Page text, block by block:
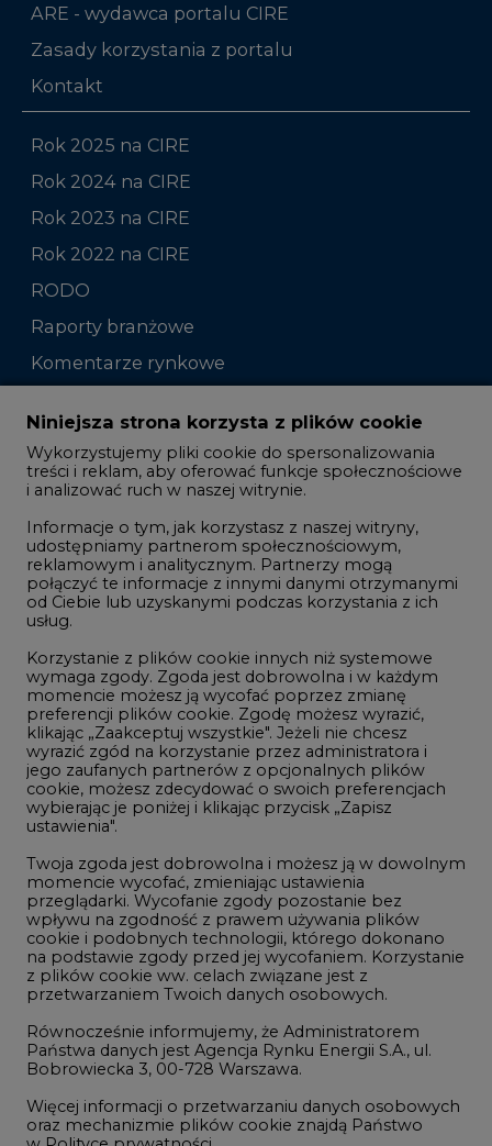
ARE - wydawca portalu CIRE
Zasady korzystania z portalu
Kontakt
Rok 2025 na CIRE
Rok 2024 na CIRE
Rok 2023 na CIRE
Rok 2022 na CIRE
RODO
Raporty branżowe
Komentarze rynkowe
Zmiany kadrowe na rynku
Studio CIRE
Rozmowy o energetyce
Gospodarka
Geopolityka
LTE450
Innowacje i AI
Telekomunikacja i IT
Handel emisjami CO2
Wodór
Górnictwo
Atom
Fotowoltaika
Offshore wind
Zielone samorządy
Zielona gospodarka
Niniejsza strona korzysta z plików cookie
Wykorzystujemy pliki cookie do spersonalizowania
treści i reklam, aby oferować funkcje społecznościowe
i analizować ruch w naszej witrynie.
Informacje o tym, jak korzystasz z naszej witryny,
udostępniamy partnerom społecznościowym,
reklamowym i analitycznym. Partnerzy mogą
połączyć te informacje z innymi danymi otrzymanymi
od Ciebie lub uzyskanymi podczas korzystania z ich
usług.
Korzystanie z plików cookie innych niż systemowe
wymaga zgody. Zgoda jest dobrowolna i w każdym
momencie możesz ją wycofać poprzez zmianę
preferencji plików cookie. Zgodę możesz wyrazić,
klikając „Zaakceptuj wszystkie". Jeżeli nie chcesz
wyrazić zgód na korzystanie przez administratora i
jego zaufanych partnerów z opcjonalnych plików
cookie, możesz zdecydować o swoich preferencjach
wybierając je poniżej i klikając przycisk „Zapisz
ustawienia".
Twoja zgoda jest dobrowolna i możesz ją w dowolnym
momencie wycofać, zmieniając ustawienia
przeglądarki. Wycofanie zgody pozostanie bez
wpływu na zgodność z prawem używania plików
cookie i podobnych technologii, którego dokonano
na podstawie zgody przed jej wycofaniem. Korzystanie
z plików cookie ww. celach związane jest z
przetwarzaniem Twoich danych osobowych.
Równocześnie informujemy, że Administratorem
Państwa danych jest Agencja Rynku Energii S.A., ul.
Bobrowiecka 3, 00-728 Warszawa.
Więcej informacji o przetwarzaniu danych osobowych
oraz mechanizmie plików cookie znajdą Państwo